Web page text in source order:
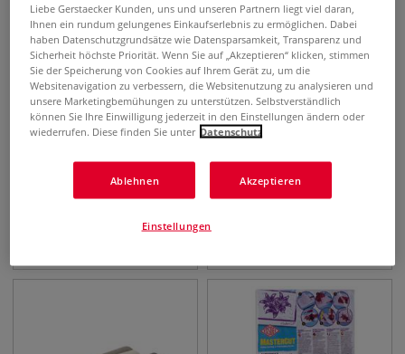
Schneidebrett
ESSDEE Linolschnitt
Handschutz
Liebe Gerstaecker Kunden, uns und unseren Partnern liegt viel daran,
Ihnen ein rundum gelungenes Einkaufserlebnis zu ermöglichen. Dabei
haben Datenschutzgrundsätze wie Datensparsamkeit, Transparenz und
Sicherheit höchste Priorität. Wenn Sie auf „Akzeptieren“ klicken, stimmen
Sie der Speicherung von Cookies auf Ihrem Gerät zu, um die
Websitenavigation zu verbessern, die Websitenutzung zu analysieren und
unsere Marketingbemühungen zu unterstützen. Selbstverständlich
können Sie Ihre Einwilligung jederzeit in den Einstellungen ändern oder
wiederrufen. Diese finden Sie unter Datenschutz
Ablehnen Akzeptieren
Einstellungen